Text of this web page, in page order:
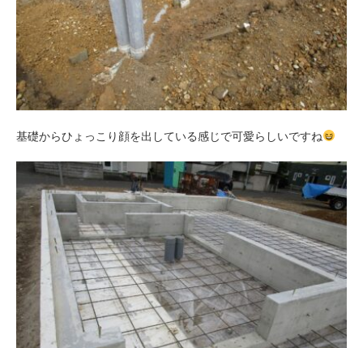
基礎からひょっこり顔を出している感じで可愛らしいですね